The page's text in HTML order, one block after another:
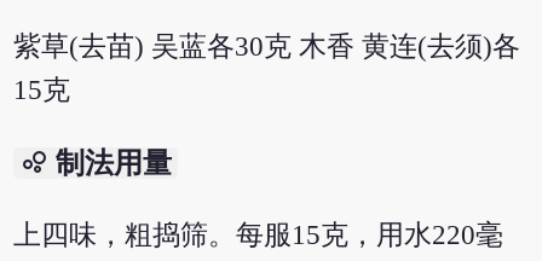
紫草(去苗) 吴蓝各30克 木香 黄连(去须)各
15克
bubble_chart 制法用量
上四味，粗捣筛。每服15克，用水220毫